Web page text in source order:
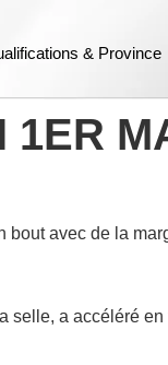
& Province
1ER
bout avec de la
selle, a accéléré